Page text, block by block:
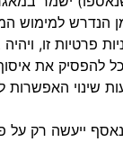
הנדרש למימוש
פרטיות זו,
להפסיק את
שינוי האפשרות
ייעשה רק על פי